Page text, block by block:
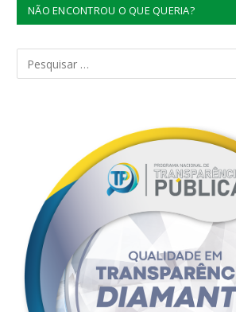
NÃO ENCONTROU O QUE QUERIA?